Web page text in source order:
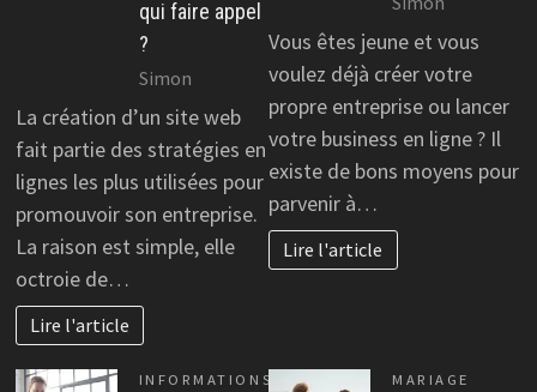
qui faire appel
?
Simon
La création d’un site web
fait partie des stratégies en
lignes les plus utilisées pour
promouvoir son entreprise.
La raison est simple, elle
octroie de…
Lire l'article
Vous êtes jeune et vous
voulez déjà créer votre
propre entreprise ou lancer
votre business en ligne ? Il
existe de bons moyens pour
parvenir à…
Lire l'article
INFORMATIONS MARIAGE